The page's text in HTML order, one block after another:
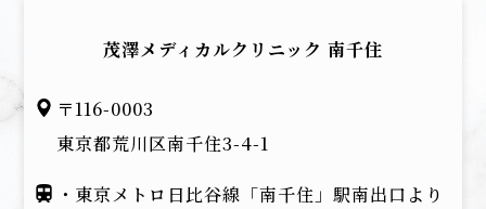
茂澤メディカルクリニック 南千住
〒116-0003
東京都荒川区南千住3-4-1
・東京メトロ日比谷線「南千住」駅南出口より